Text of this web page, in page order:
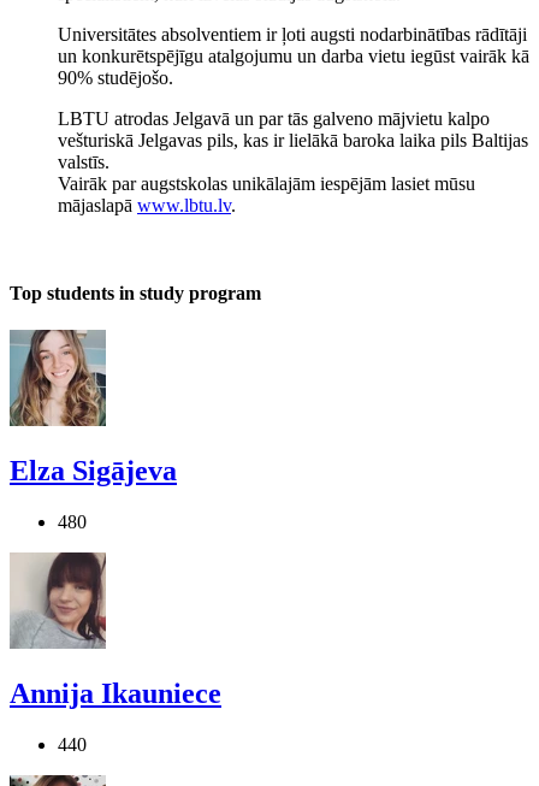
Universitātes absolventiem ir ļoti augsti nodarbinātības rādītāji
un konkurētspējīgu atalgojumu un darba vietu iegūst vairāk kā
90% studējošo.
LBTU atrodas Jelgavā un par tās galveno mājvietu kalpo
vešturiskā Jelgavas pils, kas ir lielākā baroka laika pils Baltijas
valstīs.
Vairāk par augstskolas unikālajām iespējām lasiet mūsu
mājaslapā www.lbtu.lv.
Top students in study program
Elza Sigājeva
480
Annija Ikauniece
440